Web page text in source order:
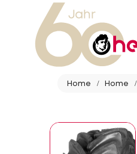
Home Home